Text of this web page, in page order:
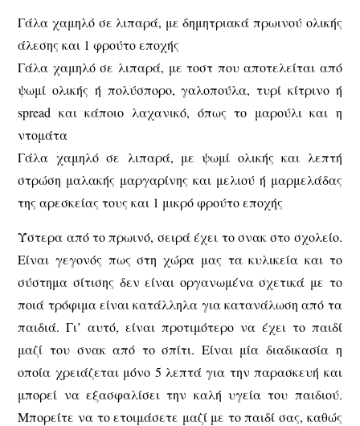
Γάλα χαμηλό σε λιπαρά, με δημητριακά πρωινού ολικής
άλεσης και 1 φρούτο εποχής
Γάλα χαμηλό σε λιπαρά, με τοστ που αποτελείται από
ψωμί ολικής ή πολύσπορο, γαλοπούλα, τυρί κίτρινο ή
spread και κάποιο λαχανικό, όπως το μαρούλι και η
ντομάτα
Γάλα χαμηλό σε λιπαρά, με ψωμί ολικής και λεπτή
στρώση μαλακής μαργαρίνης και μελιού ή μαρμελάδας
της αρεσκείας τους και 1 μικρό φρούτο εποχής
Ύστερα από το πρωινό, σειρά έχει το σνακ στο σχολείο.
Είναι γεγονός πως στη χώρα μας τα κυλικεία και το
σύστημα σίτισης δεν είναι οργανωμένα σχετικά με το
ποιά τρόφιμα είναι κατάλληλα για κατανάλωση από τα
παιδιά. Γι’ αυτό, είναι προτιμότερο να έχει το παιδί
μαζί του σνακ από το σπίτι. Είναι μία διαδικασία η
οποία χρειάζεται μόνο 5 λεπτά για την παρασκευή και
μπορεί να εξασφαλίσει την καλή υγεία του παιδιού.
Μπορείτε να το ετοιμάσετε μαζί με το παιδί σας, καθώς